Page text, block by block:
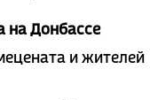
на Донбассе
и жителей